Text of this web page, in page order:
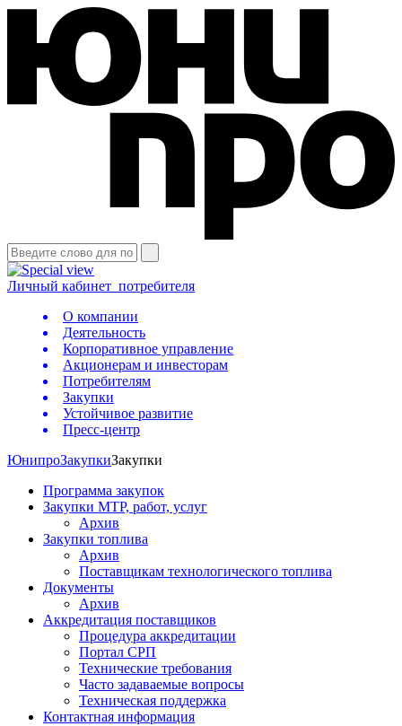
Личный кабинет потребителя
О компании
Деятельность
Корпоративное управление
Акционерам и инвесторам
Потребителям
Закупки
Устойчивое развитие
Пресс-центр
ЮнипроЗакупкиЗакупки
Программа закупок
Закупки МТР, работ, услуг
Архив
Закупки топлива
Архив
Поставщикам технологического топлива
Документы
Архив
Аккредитация поставщиков
Процедура аккредитации
Портал СРП
Технические требования
Часто задаваемые вопросы
Техническая поддержка
Контактная информация